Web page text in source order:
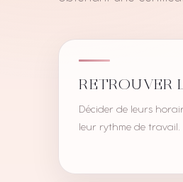
RETROUVER
Décider de leurs
leur rythme de travail.